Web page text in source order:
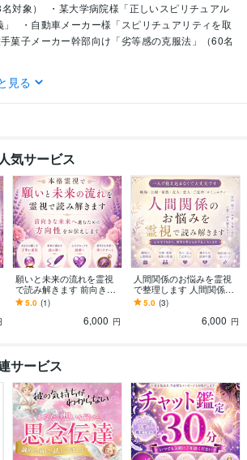
対象）
・某大学病院様「正しいスピリチュアル
・自動車メーカー様「スピリチュアリティを取
手菓子メーカー幹部向け「劣等感の克服法」（60名
見る
気サービス
願いと未来の流れを霊視
で読み解きます 前向きな
未来へ進むための方向性
をお伝えします
5.0 (1)
6,000 円
人間関係のお悩みを霊視
で整理します 人間関係の
悩みと今後の流れを読み
解きます
5.0 (3)
6,000 円
サービス